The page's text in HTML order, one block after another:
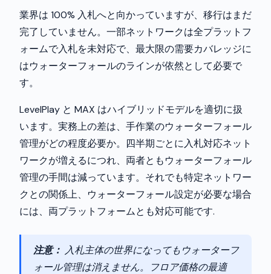
業界は 100% 入札へと向かっていますが、移行はまだ
完了していません。一部ネットワークは全プラットフ
ォームで入札を未対応で、最大限の需要カバレッジに
はウォーターフォールのラインが依然として必要で
す。
LevelPlay と MAX はハイブリッドモデルを適切に扱
います。実務上の差は、手作業のウォーターフォール
管理がどの程度必要か。四半期ごとに入札対応ネット
ワークが増えるにつれ、両者ともウォーターフォール
管理の手間は減っています。それでも特定ネットワー
クとの関係上、ウォーターフォール設定が必要な場合
には、両プラットフォームとも対応可能です.
注意： 入札主体の世界になってもウォーターフ
ォール管理は消えません。フロア価格の最適